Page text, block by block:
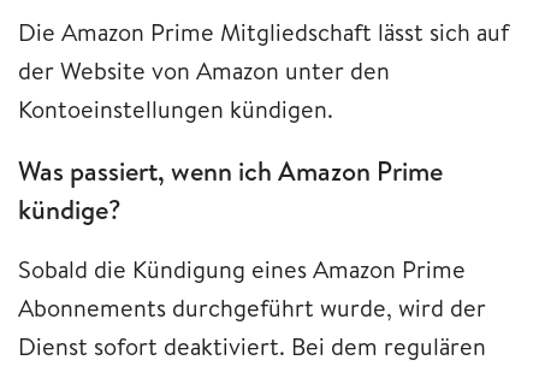
Die Amazon Prime Mitgliedschaft lässt sich auf
der Website von Amazon unter den
Kontoeinstellungen kündigen.
Was passiert, wenn ich Amazon Prime
kündige?
Sobald die Kündigung eines Amazon Prime
Abonnements durchgeführt wurde, wird der
Dienst sofort deaktiviert. Bei dem regulären